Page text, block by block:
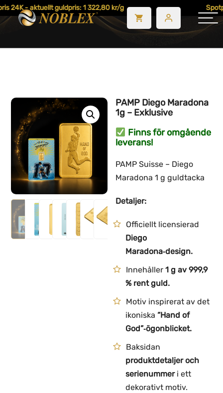
24K - aktuellt guldpris: 1 322,80 kr/g
PAMP Diego Maradona
1g – Exklusive
Finns för omgående
leverans!
PAMP Suisse – Diego
Maradona 1 g guldtacka
Detaljer:
Officiellt licensierad
Diego
Maradona‑design.
Innehåller 1 g av 999,9
% rent guld.
Motiv inspirerat av det
ikoniska “Hand of
God”‑ögonblicket.
Baksidan
produktdetaljer och
serienummeri ett
dekorativt motiv.